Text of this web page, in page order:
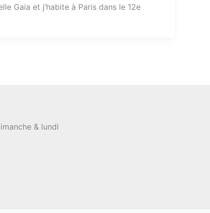
Gaia et j’habite à Paris dans le 12e
& lundi